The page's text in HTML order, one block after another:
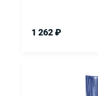
1 262 ₽